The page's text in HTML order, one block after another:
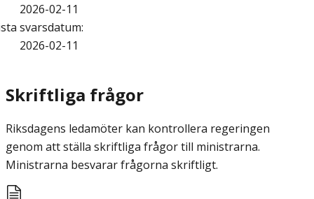
2026-02-11
svarsdatum:
2026-02-11
Skriftliga frågor
Riksdagens ledamöter kan kontrollera regeringen
genom att ställa skriftliga frågor till ministrarna.
Ministrarna besvarar frågorna skriftligt.